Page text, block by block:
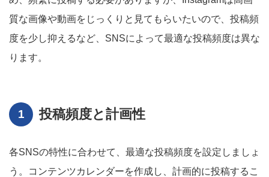
質な画像や動画をじっくりと見てもらいたいので、投稿頻
度を少し抑えるなど、SNSによって最適な投稿頻度は異な
ります。
投稿頻度と計画性
各SNSの特性に合わせて、最適な投稿頻度を設定しましょ
う。コンテンツカレンダーを作成し、計画的に投稿するこ